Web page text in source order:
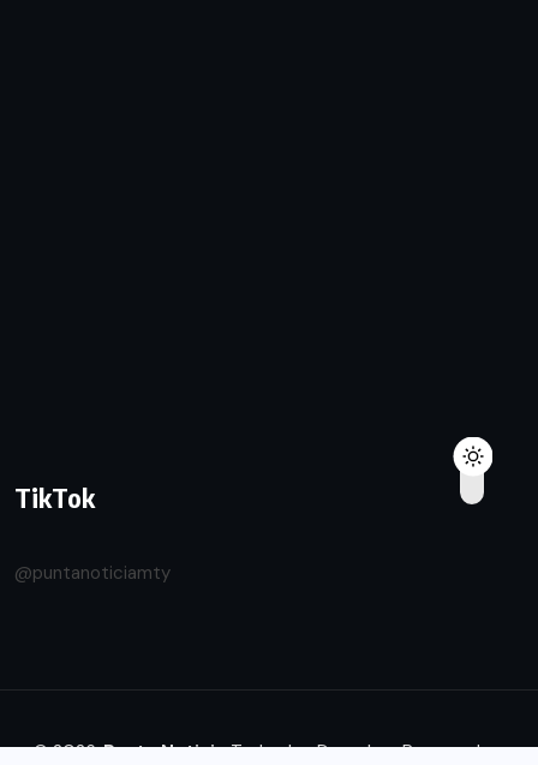
TikTok
@puntanoticiamty
© 2026.Punta NoticiaTodos los Derechos Reservados.